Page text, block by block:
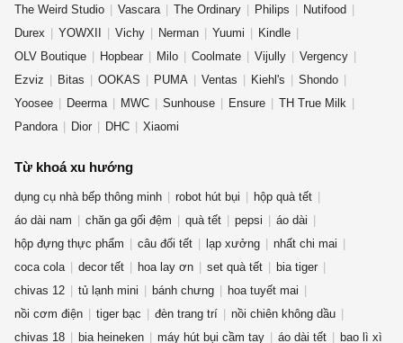
The Weird Studio
Vascara The Ordinary Philips
Nutifood
Durex
YOWXII Vichy Nerman Yuumi
Kindle
OLV Boutique
Hopbear Milo Coolmate Vijully
Vergency
Ezviz
Bitas OOKAS PUMA Ventas Kiehl's
Shondo
Yoosee
Deerma MWC Sunhouse Ensure
TH True Milk
Pandora
Dior DHC Xiaomi
Từ khoá xu hướng
dụng cụ nhà bếp thông minh robot hút bụi
hộp quà tết
áo dài nam
chăn ga gối đệm quà tết pepsi
áo dài
hộp đựng thực phẩm
câu đối tết lạp xưởng
nhất chi mai
coca cola
decor tết hoa lay ơn set quà tết
bia tiger
chivas 12
tủ lạnh mini bánh chưng
hoa tuyết mai
nồi cơm điện
tiger bạc đèn trang trí
nồi chiên không dầu
chivas 18
bia heineken máy hút bụi cầm tay áo dài tết bao lì xì